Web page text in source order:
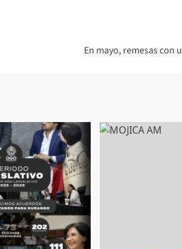
En mayo, remesas con